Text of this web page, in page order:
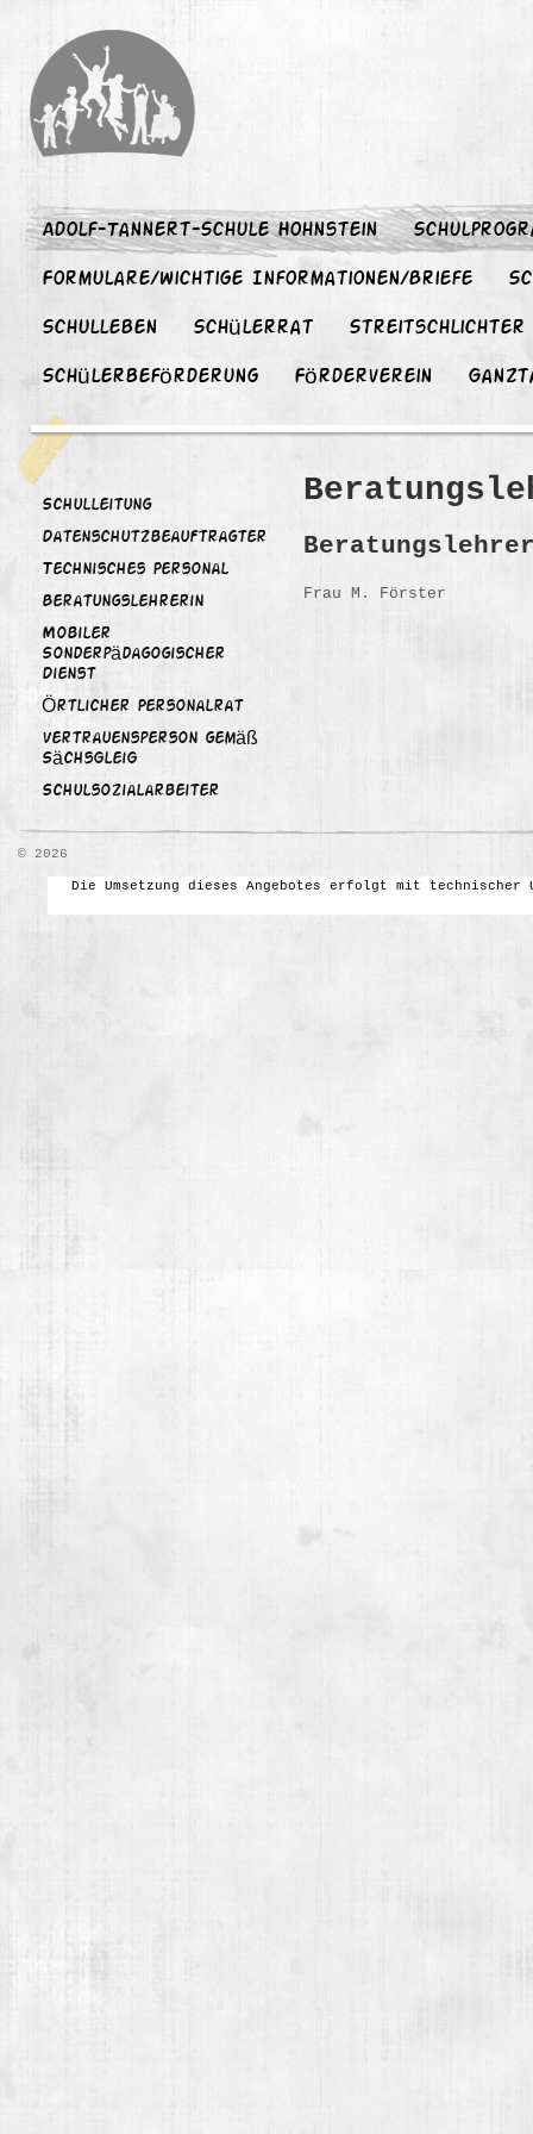
Adolf-Tannert-Schule Hohnstein
Formulare/wichtige Informationen/Briefe
Schulleben Schülerrat Streitschlichter
Schülerbeförderung Förderverein
Schulleitung
Datenschutzbeauftragter
Technisches Personal
Beratungslehrerin
Mobiler
Sonderpädagogischer
Dienst
Örtlicher Personalrat
Vertrauensperson gemäß
SächsGleiG
Schulsozialarbeiter
Frau M. Förster
© 2026
Die Umsetzung dieses Angebotes erfolgt mit technischer